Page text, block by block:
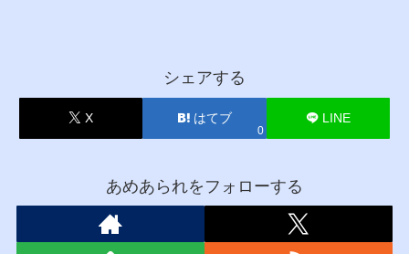
シェアする
X はてブ
0
LINE
あめあられをフォローする